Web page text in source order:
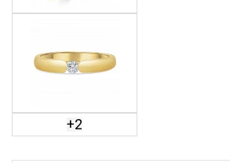
+2